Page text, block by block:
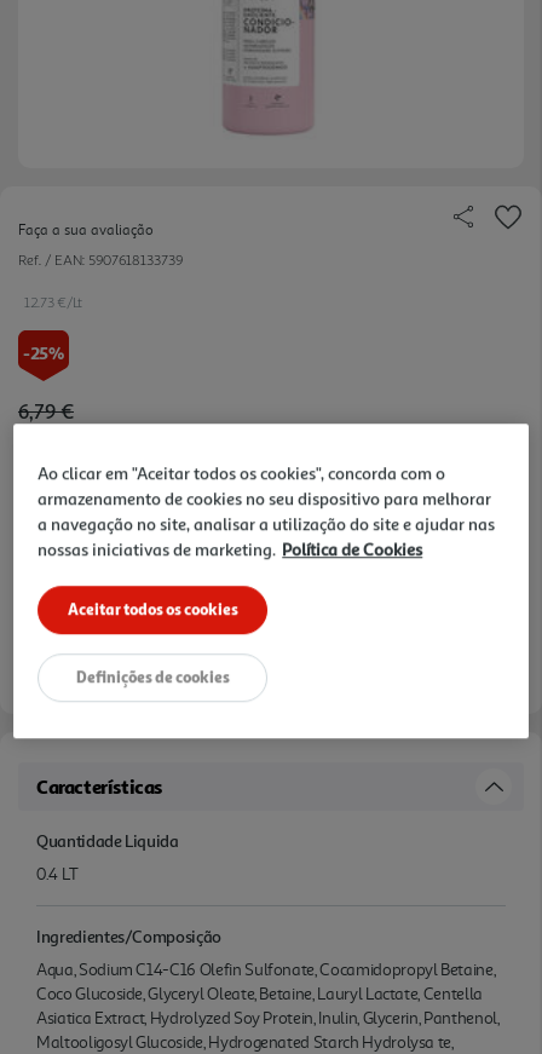
Faça a sua avaliação
Ref. / EAN: 5907618133739
12.73 €/Lt
-25%
Price reduced from
6,79 €to
5,09 €
Promoção:de 2/8/2026 a 16/8/2026
Notas de preparação
Características
Quantidade Liquida
0.4 LT
Ingredientes/Composição
Aqua, Sodium C14-C16 Olefin Sulfonate, Cocamidopropyl Betaine,
Coco Glucoside, Glyceryl Oleate, Betaine, Lauryl Lactate, Centella
Asiatica Extract, Hydrolyzed Soy Protein, Inulin, Glycerin, Panthenol,
Maltooligosyl Glucoside, Hydrogenated Starch Hydrolysa te,
Ao clicar em "Aceitar todos os cookies", concorda com o
armazenamento de cookies no seu dispositivo para melhorar
a navegação no site, analisar a utilização do site e ajudar nas
nossas iniciativas de marketing. Política de Cookies
Aceitar todos os cookies
Definições de cookies